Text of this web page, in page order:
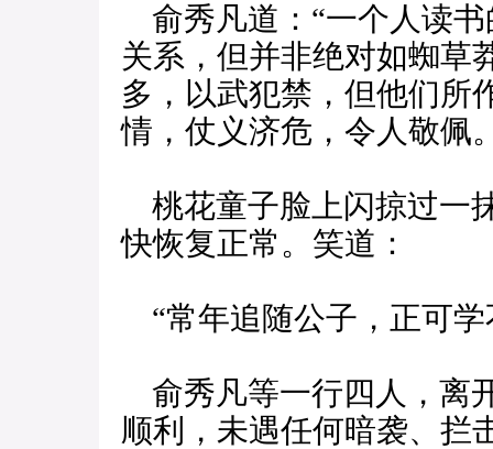
俞秀凡道：“一个人读
关系，但并非绝对如蜘草
多，以武犯禁，但他们所
情，仗义济危，令人敬佩
桃花童子脸上闪掠过一
快恢复正常。笑道：
“常年追随公子，正可学
俞秀凡等一行四人，离
顺利，未遇任何暗袭、拦